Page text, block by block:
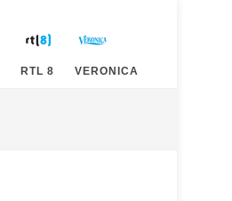
RTL 8 VERONICA